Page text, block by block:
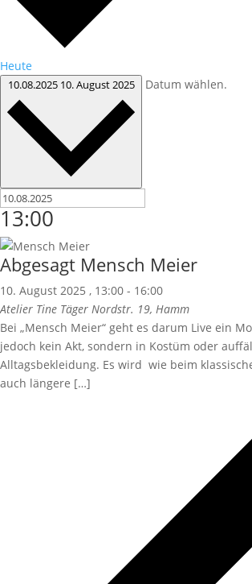
Heute
10.08.2025 10. August 2025 Datum wählen.
13:00
Abgesagt Mensch Meier
10. August 2025 , 13:00 - 16:00
Atelier Tine Täger Nordstr. 19, Hamm
Bei „Mensch Meier“ geht es darum Live ein
jedoch kein Akt, sondern in Kostüm oder
Alltagsbekleidung. Es wird wie beim
auch längere […]